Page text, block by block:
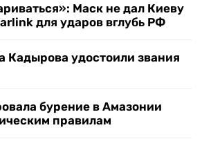
Маск не дал Киеву
для ударов вглубь РФ
Кадырова удостоили звания
бурение в Амазонии
правилам